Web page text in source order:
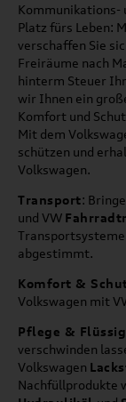
Kommunikations-
Platz fürs Leben:
verschaffen Sie
Freiräume nach
hinterm Steuer
wir Ihnen ein
Komfort und
Mit dem
schützen und
Volkswagen.
Transport:
und VW
Transportsysteme
abgestimmt.
Komfort &
Volkswagen mit
Pflege &
verschwinden
Volkswagen
Nachfüllprodukte